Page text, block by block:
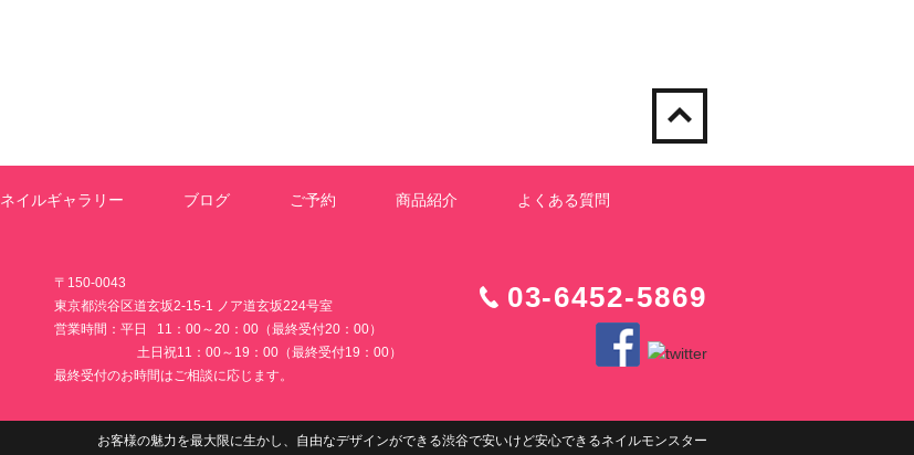
ネイルギャラリー ブログ ご予約 商品紹介
よくある質問
〒150-0043
東京都渋谷区道玄坂2-15-1 ノア道玄坂224号室
営業時間：平日 11：00～20：00（最終受付20：00）
土日祝11：00～19：00（最終受付19：00）
最終受付のお時間はご相談に応じます。
03-6452-5869
お客様の魅力を最大限に生かし、自由なデザインができる渋谷で安いけど安心できるネイルモンスター